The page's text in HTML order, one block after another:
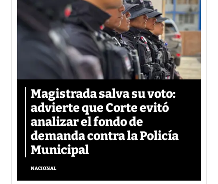
Magistrada salva su voto:
advierte que Corte evitó
analizar el fondo de
demanda contra la Policía
Municipal
NACIONAL